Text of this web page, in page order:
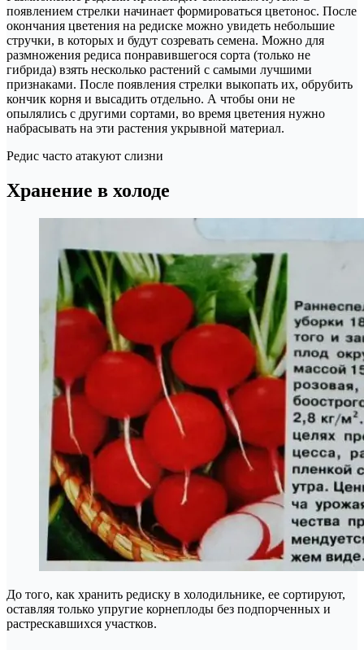
появлением стрелки начинает формироваться цветонос. После
окончания цветения на редиске можно увидеть небольшие
стручки, в которых и будут созревать семена. Можно для
размножения редиса понравившегося сорта (только не
гибрида) взять несколько растений с самыми лучшими
признаками. После появления стрелки выкопать их, обрубить
кончик корня и высадить отдельно. А чтобы они не
опылялись с другими сортами, во время цветения нужно
набрасывать на эти растения укрывной материал.
Редис часто атакуют слизни
Хранение в холоде
До того, как хранить редиску в холодильнике, ее сортируют,
оставляя только упругие корнеплоды без подпорченных и
растрескавшихся участков.